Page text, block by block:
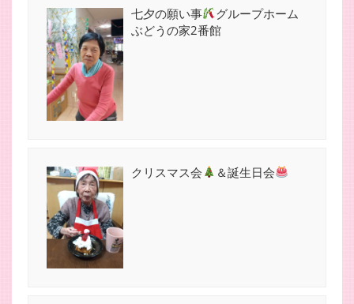
七夕の願い事
グループホーム
ぶどうの家2番館
クリスマス会 ＆誕生日会